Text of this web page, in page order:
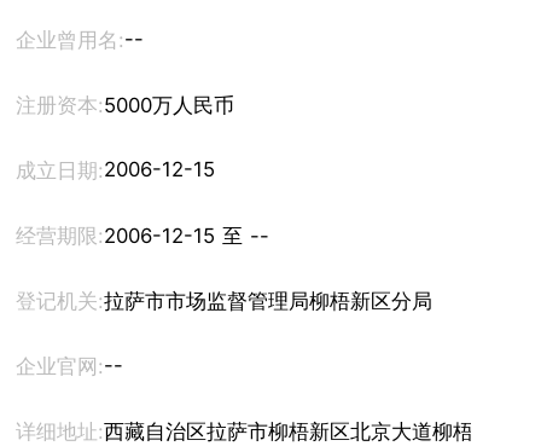
企业曾用名:--
注册资本:5000万人民币
成立日期:2006-12-15
经营期限: 2006-12-15 至 --
登记机关:拉萨市市场监督管理局柳梧新区分局
企业官网:--
详细地址:西藏自治区拉萨市柳梧新区北京大道柳梧城投大